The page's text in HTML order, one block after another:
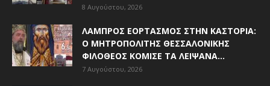
8 Αυγούστου, 2026
ΛΑΜΠΡΌΣ ΕΟΡΤΑΣΜΌΣ ΣΤΗΝ ΚΑΣΤΟΡΙΆ:
Ο ΜΗΤΡΟΠΟΛΊΤΗΣ ΘΕΣΣΑΛΟΝΊΚΗΣ
ΦΙΛΌΘΕΟΣ ΚΌΜΙΣΕ ΤΑ ΛΕΊΨΑΝΑ...
7 Αυγούστου, 2026